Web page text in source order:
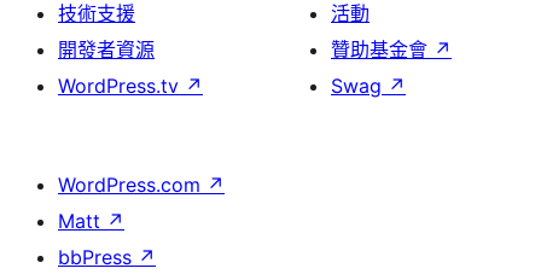
技術支援
開發者資源
WordPress.tv ↗
活動
贊助基金會 ↗
Swag ↗
WordPress.com ↗
Matt ↗
bbPress ↗